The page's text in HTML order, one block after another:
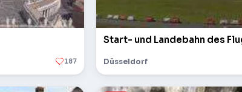
187
Start- und Landebahn des
Düsseldorf